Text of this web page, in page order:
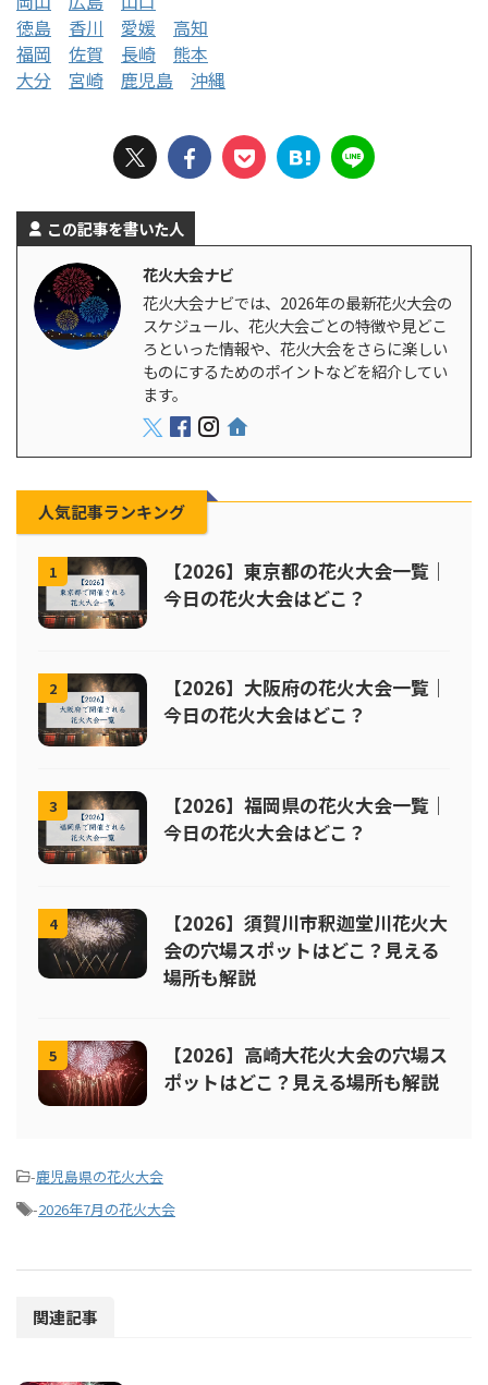
徳島
香川 愛媛
高知
福岡
佐賀 長崎
熊本
大分
宮崎 鹿児島 沖縄
この記事を書いた人
花火大会ナビ
花火大会ナビでは、2026年の最新花火大会の
スケジュール、花火大会ごとの特徴や見どこ
ろといった情報や、花火大会をさらに楽しい
ものにするためのポイントなどを紹介してい
ます。
人気記事ランキング
1
【2026】東京都の花火大会一覧｜
今日の花火大会はどこ？
2
【2026】大阪府の花火大会一覧｜
今日の花火大会はどこ？
3
【2026】福岡県の花火大会一覧｜
今日の花火大会はどこ？
4
【2026】須賀川市釈迦堂川花火大
会の穴場スポットはどこ？見える
場所も解説
5
【2026】高崎大花火大会の穴場ス
ポットはどこ？見える場所も解説
-鹿児島県の花火大会
-2026年7月の花火大会
関連記事